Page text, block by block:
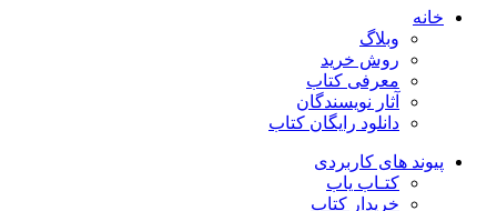
خانه
وبلاگ
روش خرید
معرفی کتاب
آثار نویسندگان
دانلود رایگان کتاب
پیوند های کاربردی
کتـاب یاب
خریدار کتاب